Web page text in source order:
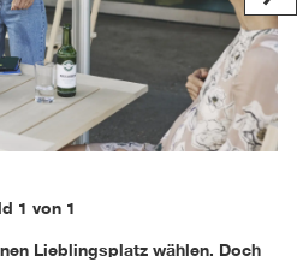
1 von 1
Lieblingsplatz wählen. Doch